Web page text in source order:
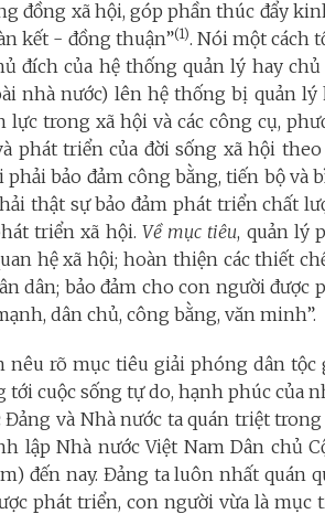
đồng xã hội, góp phần thúc đẩy
kết - đồng thuận”(1). Nói một cách
đích của hệ thống quản lý hay
nhà nước) lên hệ thống bị quản lý
lực trong xã hội và các công cụ,
phát triển của đời sống xã hội theo
bảo đảm công bằng, tiến bộ và
thật sự bảo đảm phát triển chất
triển xã hội. Về mục tiêu, quản lý
hệ xã hội; hoàn thiện các thiết
dân; bảo đảm cho con người được
dân chủ, công bằng, văn minh”.
nêu rõ mục tiêu giải phóng dân tộc
cuộc sống tự do, hạnh phúc của
và Nhà nước ta quán triệt trong
lập Nhà nước Việt Nam Dân chủ
đến nay. Đảng ta luôn nhất quán
phát triển, con người vừa là mục